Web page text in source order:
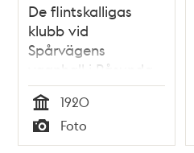
De flintskalligas
klubb vid
Spårvägens
vagnhall i Råsunda
1920
Tid
1920
Typ
Foto